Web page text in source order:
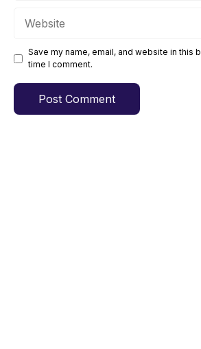
Save my name, email, and website in this
time I comment.